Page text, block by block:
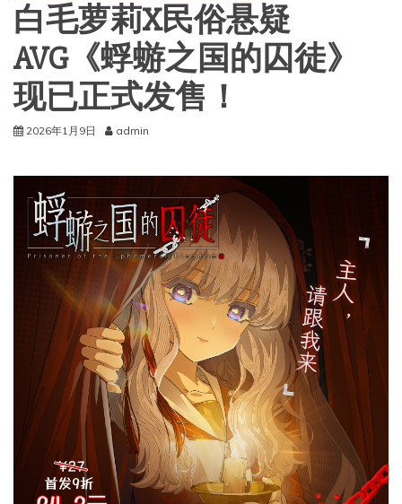
白毛萝莉X民俗悬疑
AVG《蜉蝣之国的囚徒》
现已正式发售！
2026年1月9日 admin